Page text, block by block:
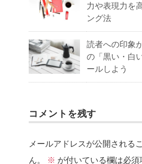
力や表現力を
ング法
読者への印象
の「黒い・白
ールしよう
コメントを残す
メールアドレスが公開される
ん。
※ が付いている欄は必須